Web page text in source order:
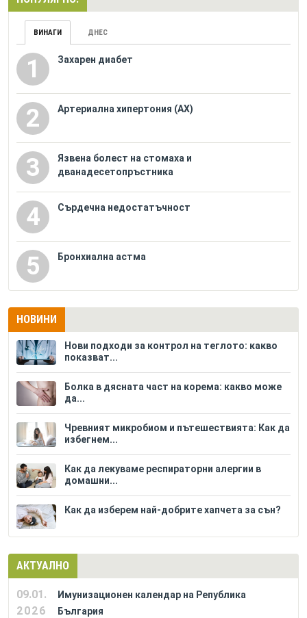
ВИНАГИ ДНЕС
1 Захарен диабет
2 Артериална хипертония (АХ)
3
Язвена болест на стомаха и
дванадесетопръстника
4 Сърдечна недостатъчност
5 Бронхиална астма
НОВИНИ
Нови подходи за контрол на теглото: какво
показват...
Болка в дясната част на корема: какво може
да...
Чревният микробиом и пътешествията: Как да
избегнем...
Как да лекуваме респираторни алергии в
домашни...
Как да изберем най-добрите хапчета за сън?
АКТУАЛНО
09.01.
2026
Имунизационен календар на Република
България